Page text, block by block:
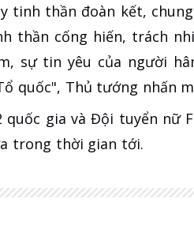
tinh thần đoàn kết,
thần cống hiến, trách
sự tin yêu của người
quốc", Thủ tướng nhấn
gia và Đội tuyển nữ
trong thời gian tới.